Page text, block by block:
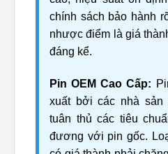
chính sách bảo hành
nhược điểm là giá
đáng kể.
Pin OEM Cao Cấp:
xuất bởi các nhà sản
tuân thủ các tiêu
đương với pin gốc.